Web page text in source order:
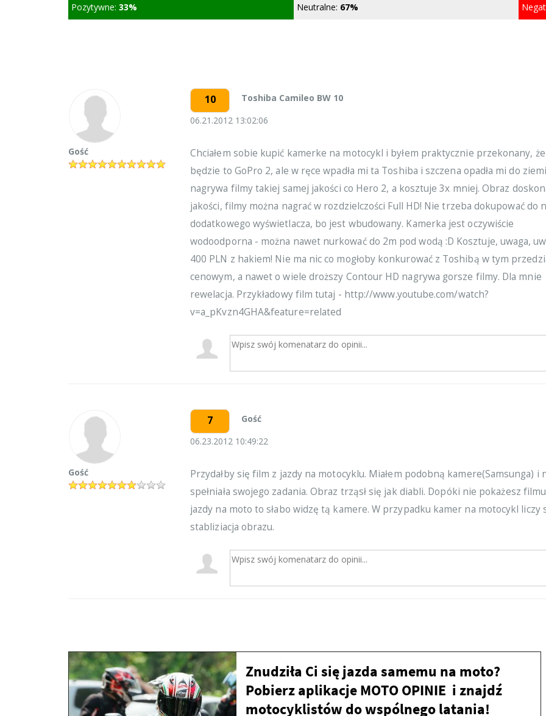
Pozytywne: 33% Neutralne: 67%
Gość
10
Toshiba Camileo BW 10
06.21.2012 13:02:06
Chciałem sobie kupić kamerke na motocykl i byłem praktycznie przekonany, że
będzie to GoPro 2, ale w ręce wpadła mi ta Toshiba i szczena opadła mi do
nagrywa filmy takiej samej jakości co Hero 2, a kosztuje 3x mniej. Obraz
jakości, filmy można nagrać w rozdzielczości Full HD! Nie trzeba dokupować do
dodatkowego wyświetlacza, bo jest wbudowany. Kamerka jest oczywiście
wodoodporna - można nawet nurkować do 2m pod wodą :D Kosztuje, uwaga,
400 PLN z hakiem! Nie ma nic co mogłoby konkurować z Toshibą w tym
cenowym, a nawet o wiele droższy Contour HD nagrywa gorsze filmy. Dla mnie
rewelacja. Przykładowy film tutaj - http://www.youtube.com/watch?
v=a_pKvzn4GHA&feature=related
Gość
7
Gość
06.23.2012 10:49:22
Przydałby się film z jazdy na motocyklu. Miałem podobną kamere(Samsunga) i
spełniała swojego zadania. Obraz trząsł się jak diabli. Dopóki nie pokażesz
jazdy na moto to słabo widzę tą kamere. W przypadku kamer na motocykl liczy
stabliziacja obrazu.